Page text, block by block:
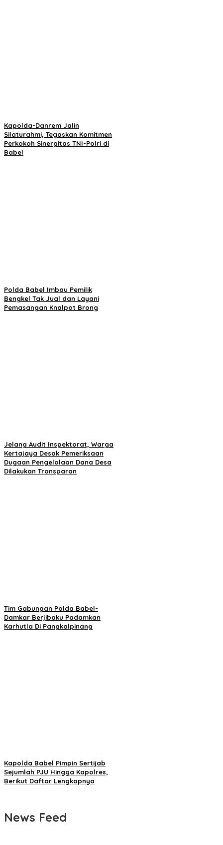
Kapolda-Danrem Jalin
Silaturahmi, Tegaskan Komitmen
Perkokoh Sinergitas TNI-Polri di
Babel
Polda Babel Imbau Pemilik
Bengkel Tak Jual dan Layani
Pemasangan Knalpot Brong
Jelang Audit Inspektorat, Warga
Kertajaya Desak Pemeriksaan
Dugaan Pengelolaan Dana Desa
Dilakukan Transparan
Tim Gabungan Polda Babel-
Damkar Berjibaku Padamkan
Karhutla Di Pangkalpinang
Kapolda Babel Pimpin Sertijab
Sejumlah PJU Hingga Kapolres,
Berikut Daftar Lengkapnya
News Feed